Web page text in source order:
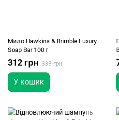
Мило Hawkins & Brimble Luxury
Soap Bar 100 г
312 грн 333 грн
У кошик